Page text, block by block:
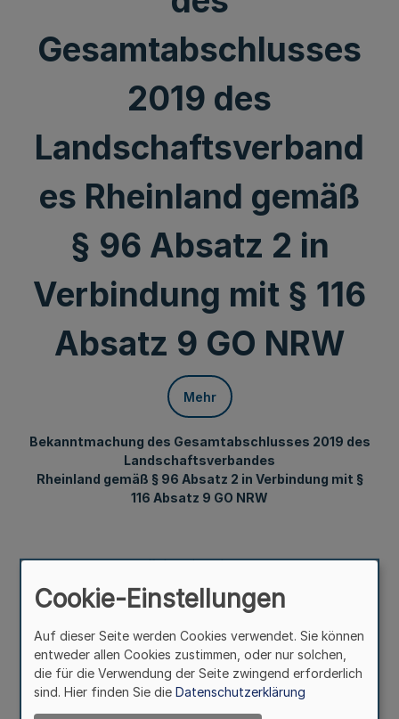
Gesamtabschlusses
2019 des
Landschaftsverband
es Rheinland gemäß
§ 96 Absatz 2 in
Verbindung mit § 116
Absatz 9 GO NRW
Mehr
Bekanntmachung des Gesamtabschlusses 2019 des
Landschaftsverbandes
Rheinland gemäß § 96 Absatz 2 in Verbindung mit §
116 Absatz 9 GO NRW
Bekanntmachung
Vom 10. September 2021
Der Gesamtabschluss 2019 des Landschaftsverbandes
Cookie-Einstellungen
Auf dieser Seite werden Cookies verwendet. Sie können
entweder allen Cookies zustimmen, oder nur solchen,
die für die Verwendung der Seite zwingend erforderlich
sind. Hier finden Sie die Datenschutzerklärung